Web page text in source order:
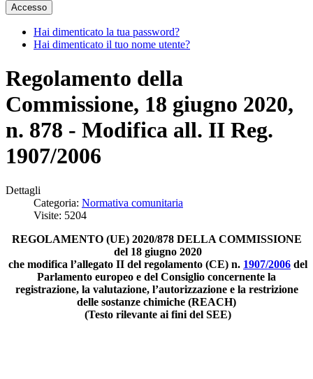
Accesso
Hai dimenticato la tua password?
Hai dimenticato il tuo nome utente?
Regolamento della
Commissione, 18 giugno 2020,
n. 878 - Modifica all. II Reg.
1907/2006
Dettagli
Categoria: Normativa comunitaria
Visite: 5204
REGOLAMENTO (UE) 2020/878 DELLA COMMISSIONE
del 18 giugno 2020
che modifica l’allegato II del regolamento (CE) n. 1907/2006 del
Parlamento europeo e del Consiglio concernente la
registrazione, la valutazione, l’autorizzazione e la restrizione
delle sostanze chimiche (REACH)
(Testo rilevante ai fini del SEE)